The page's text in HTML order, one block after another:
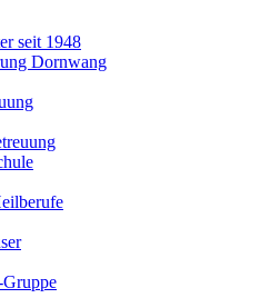
seit 1948
Dornwang